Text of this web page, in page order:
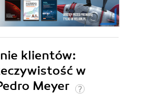
klientów:
w
Meyer